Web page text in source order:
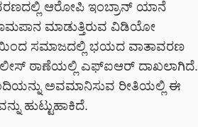
ಆರೋಪಿ ಇಂಬ್ರಾನ್ ಯಾನೆ
ಮಾಡುತ್ತಿರುವ ವಿಡಿಯೋ
ಸಮಾಜದಲ್ಲಿ ಭಯದ ವಾತಾವರಣ
ಠಾಣೆಯಲ್ಲಿ ಎಫ್‌ಐಆರ್ ದಾಖಲಾಗಿದೆ.
ಅವಮಾನಿಸುವ ರೀತಿಯಲ್ಲಿ ಈ
ಹುಟ್ಟುಹಾಕಿದೆ.